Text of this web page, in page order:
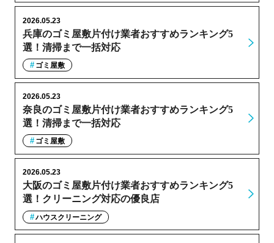
兵庫のゴミ屋敷片付け業者おすすめランキング5
選！清掃まで一括対応
2026.05.23
ゴミ屋敷
奈良のゴミ屋敷片付け業者おすすめランキング5
選！清掃まで一括対応
2026.05.23
ゴミ屋敷
大阪のゴミ屋敷片付け業者おすすめランキング5
選！クリーニング対応の優良店
2026.05.23
ハウスクリーニング